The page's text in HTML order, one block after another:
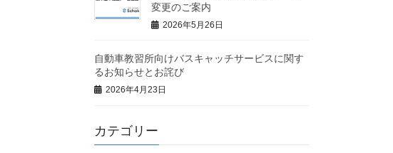
変更のご案内
2026年5月26日
自動車教習所向けバスキャッチサービスに関す
るお知らせとお詫び
2026年4月23日
カテゴリー